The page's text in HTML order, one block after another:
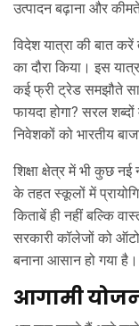
उत्पादन बढ़ाना और
विदेश यात्रा की बात करें
का दौरा किया। इस
कई फ्री ट्रेड समझौते
फायदा होगा? सरल शब्दों
निवेशकों को भारतीय
शिक्षा क्षेत्र में भी कुछ नई
के तहत स्कूलों में
किताबें ही नहीं बल्कि
सरकारी कॉलेजों को
बनाना आसान हो गया है।
आगामी